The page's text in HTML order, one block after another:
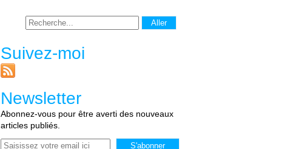
Suivez-moi
Newsletter
Abonnez-vous pour être averti des nouveaux
articles publiés.
Email